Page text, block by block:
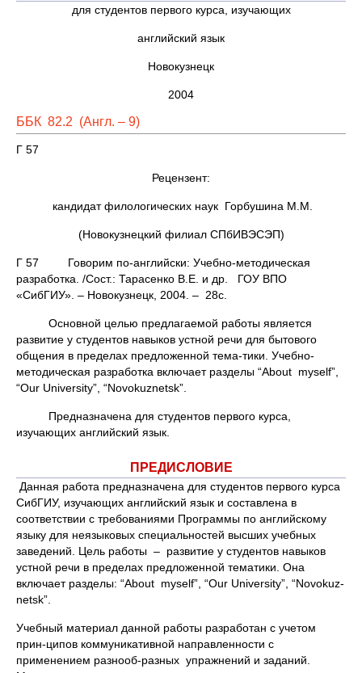
для студентов первого курса, изучающих
английский язык
Новокузнецк
2004
ББК 82.2 (Англ. – 9)
Г 57
Рецензент:
кандидат филологических наук Горбушина М.М.
(Новокузнецкий филиал СПбИВЭСЭП)
Г 57 Говорим по-английски: Учебно-методическая
разработка. /Сост.: Тарасенко В.Е. и др. ГОУ ВПО
«СибГИУ». – Новокузнецк, 2004. – 28с.
Основной целью предлагаемой работы является
развитие у студентов навыков устной речи для бытового
общения в пределах предложенной тема-тики. Учебно-
методическая разработка включает разделы “About myself”,
“Our University”, “Novokuznetsk”.
Предназначена для студентов первого курса,
изучающих английский язык.
ПРЕДИСЛОВИЕ
Данная работа предназначена для студентов первого курса
СибГИУ, изучающих английский язык и составлена в
соответствии с требованиями Программы по английскому
языку для неязыковых специальностей высших учебных
заведений. Цель работы – развитие у студентов навыков
устной речи в пределах предложенной тематики. Она
включает разделы: “About myself”, “Our University”, “Novokuz-
netsk”.
Учебный материал данной работы разработан с учетом
прин-ципов коммуникативной направленности с
применением разнооб-разных упражнений и заданий.